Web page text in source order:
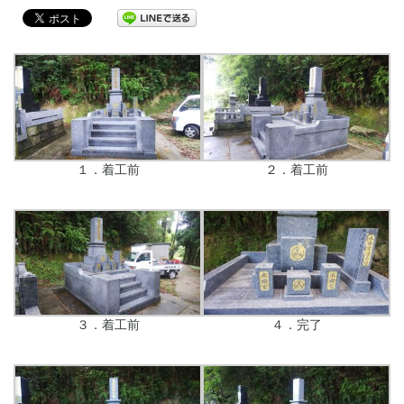
１．着工前 ２．着工前
３．着工前 ４．完了